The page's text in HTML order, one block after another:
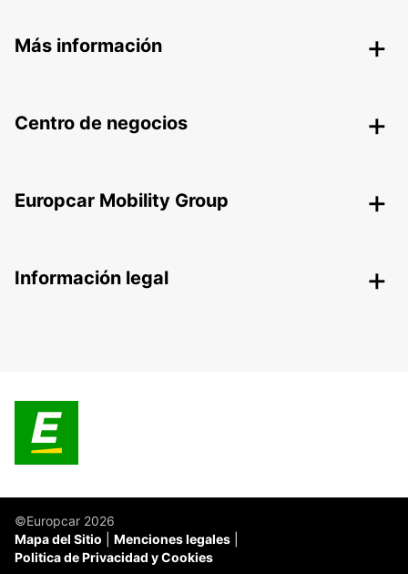
Más información
Centro de negocios
Europcar Mobility Group
Información legal
©Europcar 2026
Mapa del Sitio
Menciones legales
Politica de Privacidad y Cookies